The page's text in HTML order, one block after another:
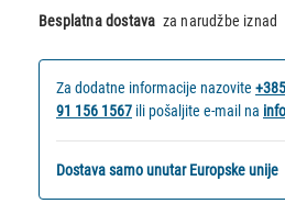
Besplatna dostava za narudžbe iznad
Za dodatne informacije nazovite
91 156 1567 ili pošaljite e-mail na
Dostava samo unutar Europske unije